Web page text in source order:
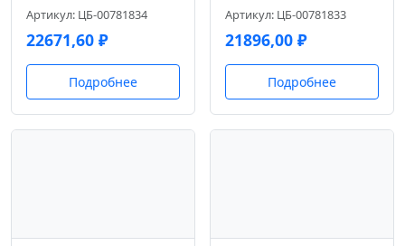
Артикул: ЦБ-00781834
22671,60 ₽
Подробнее
Артикул: ЦБ-00781833
21896,00 ₽
Подробнее